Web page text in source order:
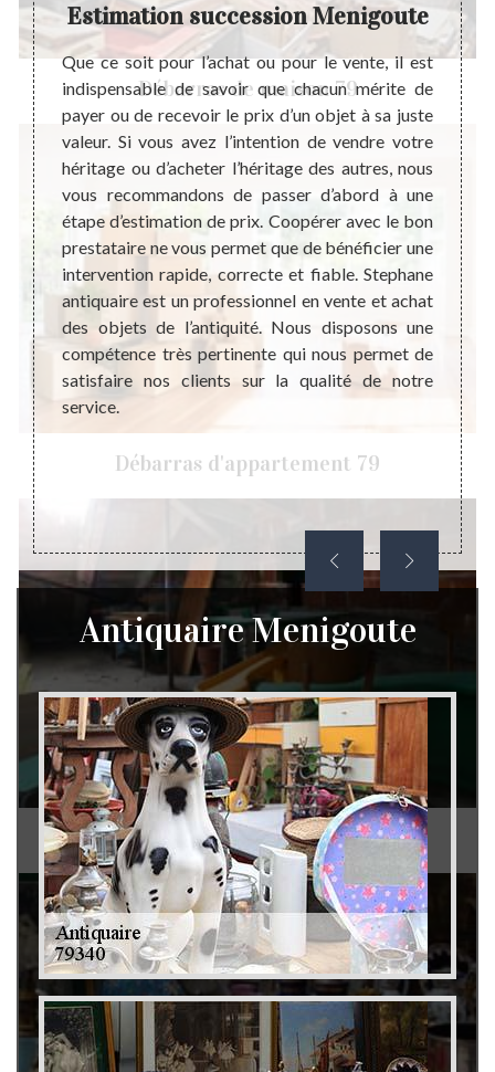
Débarras de maison 79
Débarras d'appartement 79
Débarras de grenier et cave 79
dans
est
de
en
les
dans
Estimation succession Menigoute
Que ce soit pour l’achat ou pour le vente, il est
indispensable de savoir que chacun mérite de
payer ou de recevoir le prix d’un objet à sa juste
valeur. Si vous avez l’intention de vendre votre
héritage ou d’acheter l’héritage des autres, nous
vous recommandons de passer d’abord à une
étape d’estimation de prix. Coopérer avec le bon
prestataire ne vous permet que de bénéficier une
intervention rapide, correcte et fiable. Stephane
antiquaire est un professionnel en vente et achat
des objets de l’antiquité. Nous disposons une
compétence très pertinente qui nous permet de
satisfaire nos clients sur la qualité de notre
service.
sont
mal
son
que
son
qui
des
Antiquaire Menigoute